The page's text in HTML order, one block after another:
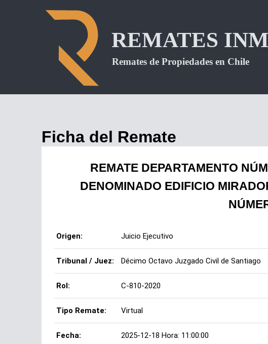
Ficha del Remate
REMATE DEPARTAMENTO
DENOMINADO EDIFICIO
Origen: Juicio Ejecutivo
Tribunal / Juez: Décimo Octavo Juzgado Civil de Santiago
Rol: C-810-2020
Tipo Remate: Virtual
Fecha: 2025-12-18 Hora: 11:00:00